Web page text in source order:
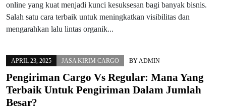
online yang kuat menjadi kunci kesuksesan bagi banyak bisnis.
Salah satu cara terbaik untuk meningkatkan visibilitas dan
mengarahkan lalu lintas organik...
APRIL 23, 2025 JASA KIRIM CARGO BYADMIN
Pengiriman Cargo Vs Regular: Mana Yang
Terbaik Untuk Pengiriman Dalam Jumlah
Besar?